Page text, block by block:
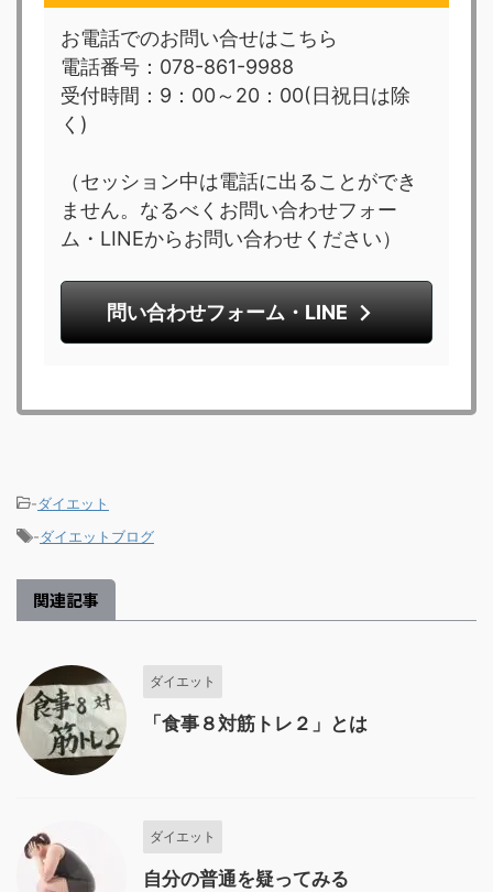
お電話でのお問い合せはこちら
電話番号：078-861-9988
受付時間：9：00～20：00(日祝日は除
く)
（セッション中は電話に出ることができ
ません。なるべくお問い合わせフォー
ム・LINEからお問い合わせください）
問い合わせフォーム・LINE
-ダイエット
-ダイエットブログ
関連記事
ダイエット
「食事８対筋トレ２」とは
ダイエット
自分の普通を疑ってみる